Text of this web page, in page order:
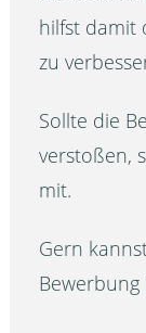
hilfst damit
zu
Sollte die
verstoßen,
mit.
Gern